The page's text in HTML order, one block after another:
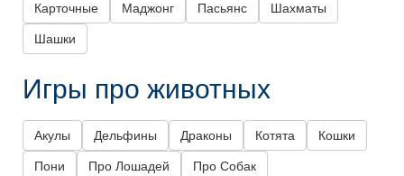
Карточные Маджонг Пасьянс Шахматы
Шашки
Игры про животных
Акулы Дельфины Драконы Котята Кошки
Пони Про Лошадей Про Собак